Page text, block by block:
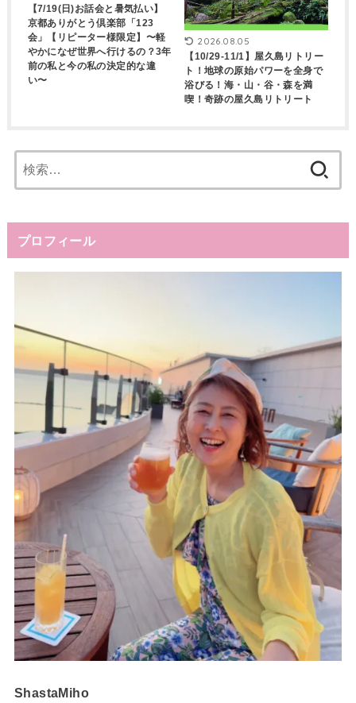
【7/19(日)お話会と暑気払い】
京都ありがとう倶楽部「123
会」【リピーター様限定】〜軽
やかになぜ世界へ行けるの？3年
前の私と今の私の決定的な違
い〜
2026.08.05
【10/29-11/1】屋久島リトリー
ト！地球の原始パワーを全身で
浴びる！海・山・谷・森を満
喫！奇跡の屋久島リトリート
索:
プロフィール
ShastaMiho